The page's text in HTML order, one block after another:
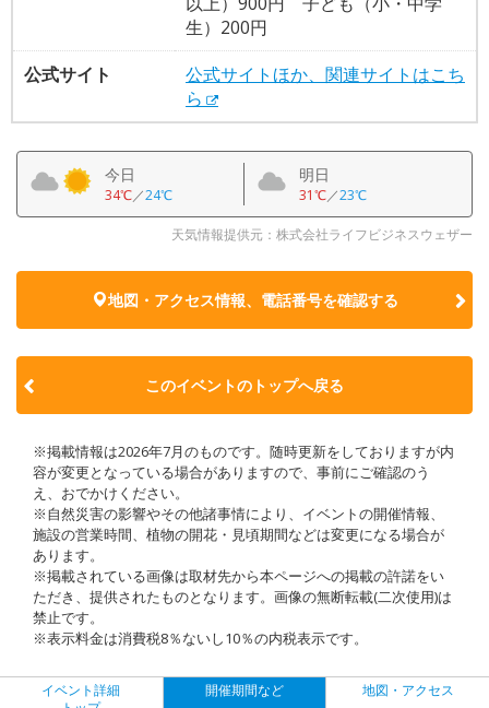
生）200円
公式サイト
公式サイトほか、関連サイトはこち
ら
今日
34℃／24℃
明日
31℃／23℃
天気情報提供元：株式会社ライフビジネスウェザー
地図・アクセス情報、電話番号を確認する
このイベントのトップへ戻る
※掲載情報は2026年7月のものです。随時更新をしておりますが内
容が変更となっている場合がありますので、事前にご確認のう
え、おでかけください。
※自然災害の影響やその他諸事情により、イベントの開催情報、
施設の営業時間、植物の開花・見頃期間などは変更になる場合が
あります。
※掲載されている画像は取材先から本ページへの掲載の許諾をい
ただき、提供されたものとなります。画像の無断転載(二次使用)は
禁止です。
※表示料金は消費税8％ないし10％の内税表示です。
イベント詳細
開催期間など 地図・アクセス